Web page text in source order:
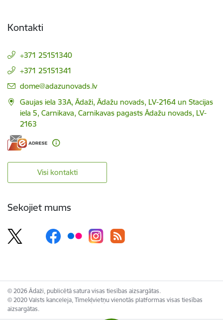
Kontakti
+371 25151340
+371 25151341
E-pasts:
dome@adazunovads.lv
Gaujas iela 33A, Ādaži, Ādažu novads, LV-2164 un Stacijas
iela 5, Carnikava, Carnikavas pagasts Ādažu novads, LV-
2163
Visi kontakti
Sekojiet mums
© 2026 Ādaži, publicētā satura visas tiesības aizsargātas.
© 2020 Valsts kanceleja, Tīmekļvietņu vienotās platformas visas tiesības
aizsargātas.